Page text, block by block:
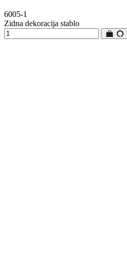
6005-1
Zidna dekoracija stablo